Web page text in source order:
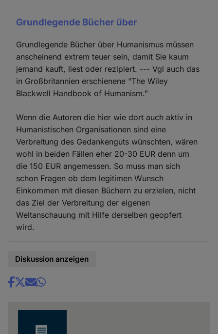
Grundlegende Bücher über
Grundlegende Bücher über Humanismus müssen
anscheinend extrem teuer sein, damit Sie kaum
jemand kauft, liest oder rezipiert. --- Vgl auch das
in Großbritannien erschienene "The Wiley
Blackwell Handbook of Humanism."
Wenn die Autoren die hier wie dort auch aktiv in
Humanistischen Organisationen sind eine
Verbreitung des Gedankenguts wünschten, wären
wohl in beiden Fällen eher 20-30 EUR denn um
die 150 EUR angemessen. So muss man sich
schon Fragen ob dem legitimen Wunsch
Einkommen mit diesen Büchern zu erzielen, nicht
das Ziel der Verbreitung der eigenen
Weltanschauung mit Hilfe derselben geopfert
wird.
Diskussion anzeigen
Share